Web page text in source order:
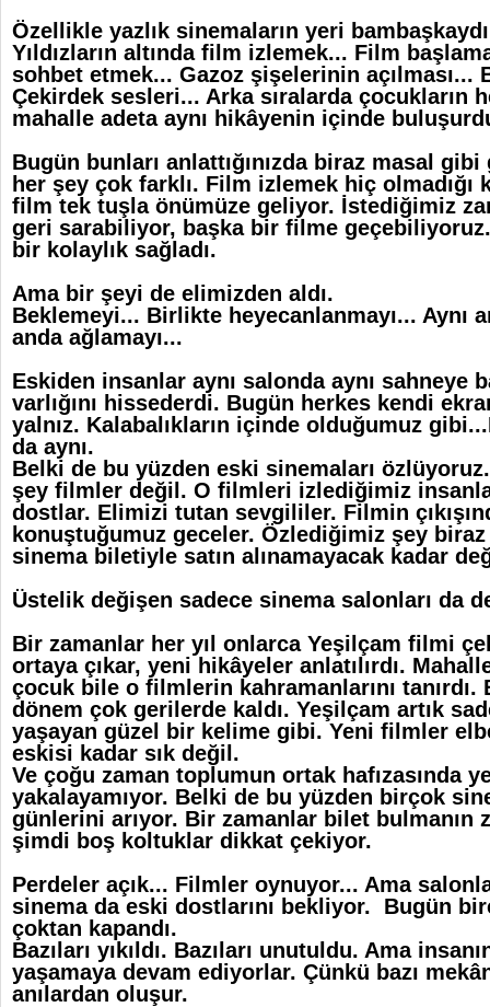
Özellikle yazlık sinemaların yeri
Yıldızların altında film izlemek... Film
sohbet etmek... Gazoz şişelerinin açılması...
Çekirdek sesleri... Arka sıralarda çocukların
mahalle adeta aynı hikâyenin içinde
Bugün bunları anlattığınızda biraz masal
her şey çok farklı. Film izlemek hiç olmadığı
film tek tuşla önümüze geliyor. İstediğimiz
geri sarabiliyor, başka bir filme
bir kolaylık sağladı.
Ama bir şeyi de elimizden aldı.
Beklemeyi... Birlikte heyecanlanmayı... Aynı
anda ağlamayı...
Eskiden insanlar aynı salonda aynı sahneye
varlığını hissederdi. Bugün herkes kendi
yalnız. Kalabalıkların içinde olduğumuz
da aynı.
Belki de bu yüzden eski sinemaları
şey filmler değil. O filmleri izlediğimiz
dostlar. Elimizi tutan sevgililer. Filmin
konuştuğumuz geceler. Özlediğimiz şey
sinema biletiyle satın alınamayacak kadar
Üstelik değişen sadece sinema salonları da
Bir zamanlar her yıl onlarca Yeşilçam filmi
ortaya çıkar, yeni hikâyeler anlatılırdı.
çocuk bile o filmlerin kahramanlarını
dönem çok gerilerde kaldı. Yeşilçam artık
yaşayan güzel bir kelime gibi. Yeni filmler
eskisi kadar sık değil.
Ve çoğu zaman toplumun ortak hafızasında
yakalayamıyor. Belki de bu yüzden birçok
günlerini arıyor. Bir zamanlar bilet bulmanın
şimdi boş koltuklar dikkat çekiyor.
Perdeler açık... Filmler oynuyor... Ama
sinema da eski dostlarını bekliyor. Bugün
çoktan kapandı.
Bazıları yıkıldı. Bazıları unutuldu. Ama
yaşamaya devam ediyorlar. Çünkü bazı
anılardan oluşur.